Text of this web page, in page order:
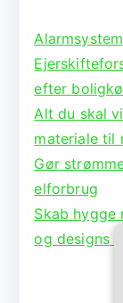
efter
Alt du skal
materiale til
Gør
elforbrug
Skab hygge
og designs